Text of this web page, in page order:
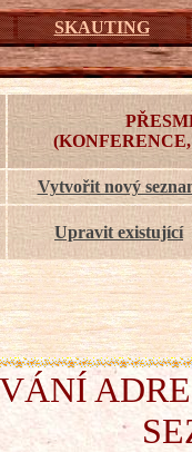
SKAUTING
Vytvořit nový
Upravit existující